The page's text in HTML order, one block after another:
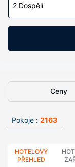
2 Dospělí
Ceny
Pokoje : 2163
HOTELOVÝ
PŘEHLED